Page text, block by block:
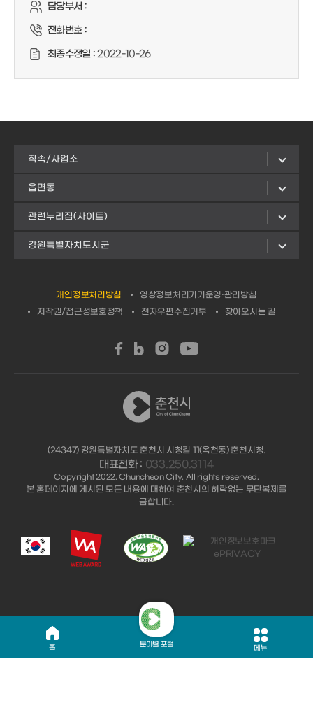
홈 분야별 포털 메뉴
담당부서 :
전화번호 :
최종수정일 :2022-10-26
직속/사업소
읍면동
관련누리집(사이트)
강원특별자치도시군
개인정보처리방침
영상정보처리기기운영·관리방침
저작권/접근성보호정책
전자우편수집거부 찾아오시는 길
(24347) 강원특별자치도 춘천시 시청길 11(옥천동) 춘천시청.
대표전화 : 033.250.3114
Copyright 2022. Chuncheon City. All rights reserved.
본 홈페이지에 게시된 모든 내용에 대하여 춘천시의 허락없는 무단복제를
금합니다.